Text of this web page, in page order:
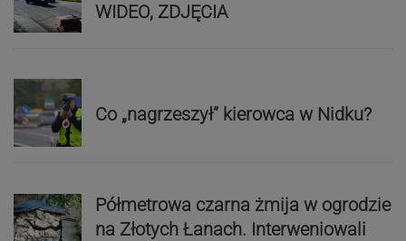
WIDEO, ZDJĘCIA
Co „nagrzeszył” kierowca w Nidku?
Półmetrowa czarna żmija w ogrodzie
na Złotych Łanach. Interweniowali